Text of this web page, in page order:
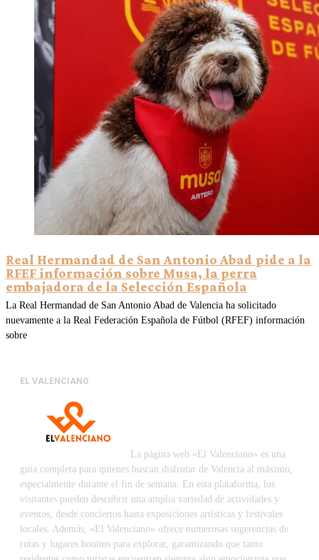
Real Hermandad de San Antonio Abad pide a la
RFEF información sobre Musa, la perra
embajadora de la Selección Española
La Real Hermandad de San Antonio Abad de Valencia ha solicitado
nuevamente a la Real Federación Española de Fútbol (RFEF) información
sobre
EL VALENCIANO
La página web «El Valenciano» es una
guía completa para quienes buscan disfrutar de Valencia al máximo,
especialmente durante el fin de semana. En esta plataforma, los
visitantes pueden descubrir una amplia variedad de actividades y
eventos, desde conciertos hasta exposiciones artísticas y festivales
locales. Además, «El Valenciano» ofrece numerosas sugerencias de
rutas y lugares bonitos para explorar, garantizando que tanto